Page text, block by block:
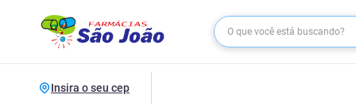
Insira o seu cep